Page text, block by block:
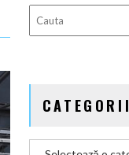
CATEGORII